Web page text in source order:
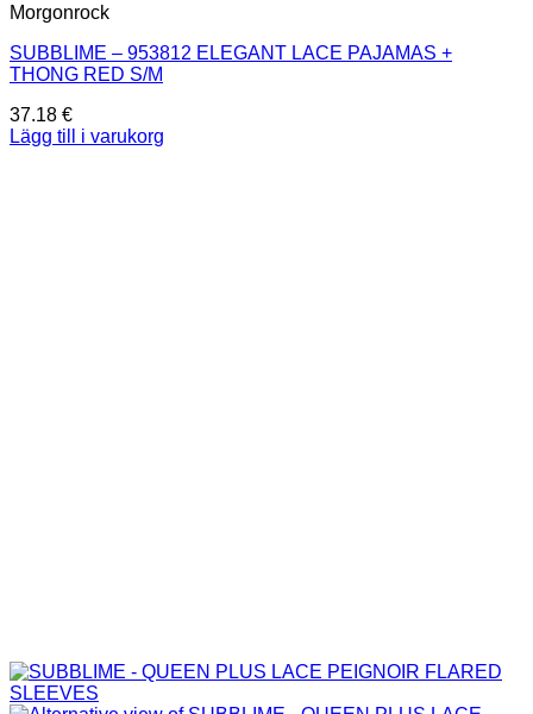
Morgonrock
SUBBLIME – 953812 ELEGANT LACE PAJAMAS +
THONG RED S/M
37.18 €
Lägg till i varukorg